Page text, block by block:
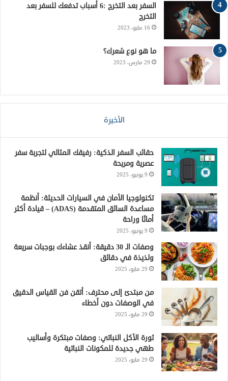
السفر بعد التخرج :6 أسباب تدفعك للسفر بعد
التخرج
16 مايو، 2023
ما هو نوع شعرك؟
29 مارس، 2023
الأخيرة
حقائب السفر الذكية: رفيقك المثالي لتجربة سفر
عصرية ومريحة
9 يونيو، 2025
تكنولوجيا الأمان في السيارات الحديثة: أنظمة
مساعدة السائق المتقدمة (ADAS) – قيادة أكثر
أمانًا وراحة
9 يونيو، 2025
وصفات الـ 30 دقيقة: أنقذ عشاءك بوجبات سريعة
ولذيذة في دقائق
29 مايو، 2025
من مبتدئ إلى محترف: أتقن فن القياس الدقيق
في الوصفات دون أخطاء
29 مايو، 2025
ثورة الأكل النباتي: وصفات مبتكرة وأساليب
طهي جديدة للمكونات النباتية
29 مايو، 2025